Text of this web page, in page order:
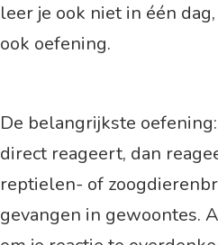
leer je ook niet in één
ook oefening.
De belangrijkste oefening:
direct reageert, dan
reptielen- of
gevangen in gewoontes.